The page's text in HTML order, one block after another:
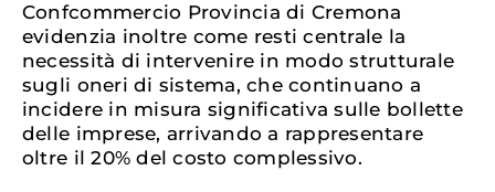
Confcommercio Provincia di Cremona
evidenzia inoltre come resti centrale la
necessità di intervenire in modo strutturale
sugli oneri di sistema, che continuano a
incidere in misura significativa sulle bollette
delle imprese, arrivando a rappresentare
oltre il 20% del costo complessivo.